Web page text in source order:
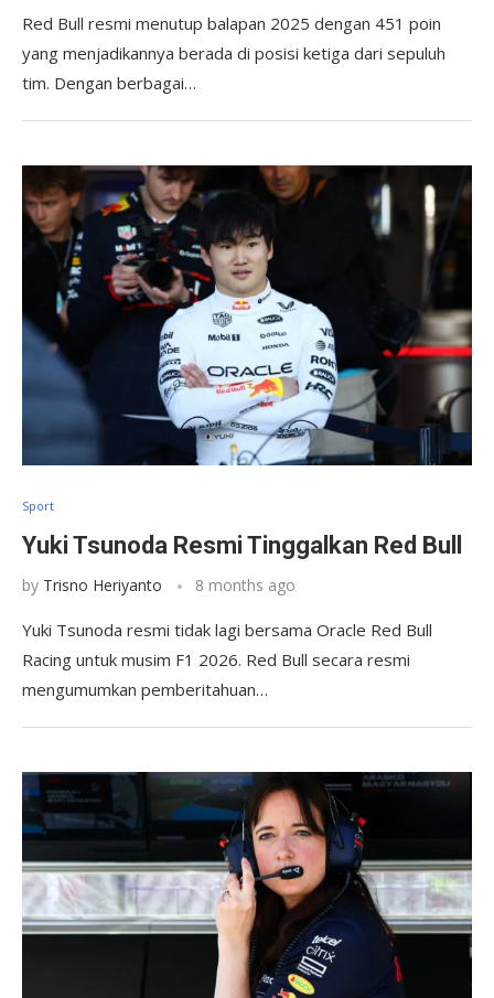
Red Bull resmi menutup balapan 2025 dengan 451 poin
yang menjadikannya berada di posisi ketiga dari sepuluh
tim. Dengan berbagai…
Sport
Yuki Tsunoda Resmi Tinggalkan Red Bull
by Trisno Heriyanto 8 months ago
Yuki Tsunoda resmi tidak lagi bersama Oracle Red Bull
Racing untuk musim F1 2026. Red Bull secara resmi
mengumumkan pemberitahuan…